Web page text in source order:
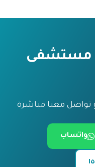
مستشفى
تواصل معنا مباشرة
واتساب